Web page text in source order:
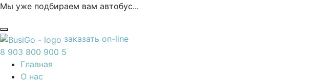
Мы уже подбираем вам автобус...
заказать on-line
8 903 800 900 5
Главная
О нас